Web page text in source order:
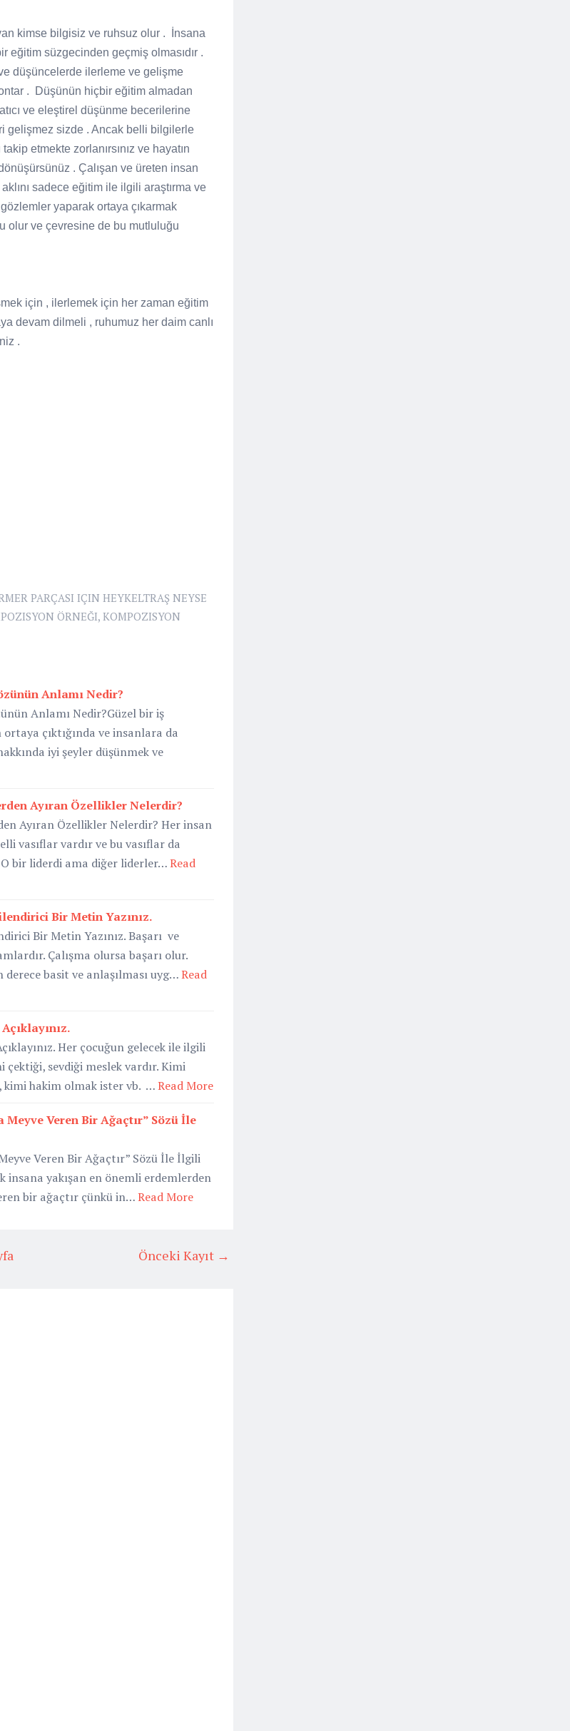
kimse bilgisiz ve ruhsuz olur . İnsana
eğitim süzgecinden geçmiş olmasıdır .
düşüncelerde ilerleme ve gelişme
. Düşünün hiçbir eğitim almadan
ve eleştirel düşünme becerilerine
gelişmez sizde . Ancak belli bilgilerle
etmekte zorlanırsınız ve hayatın
. Çalışan ve üreten insan
sadece eğitim ile ilgili araştırma ve
yaparak ortaya çıkarmak
olur ve çevresine de bu mutluluğu
için , ilerlemek için her zaman eğitim
devam dilmeli , ruhumuz her daim canlı
.
PARÇASI IÇIN HEYKELTRAŞ NEYSE
ÖRNEĞI, KOMPOZISYON
Anlamı Nedir?
Anlamı Nedir?Güzel bir iş
çıktığında ve insanlara da
iyi şeyler düşünmek ve
Ayıran Özellikler Nelerdir?
Ayıran Özellikler Nelerdir? Her insan
vasıflar vardır ve bu vasıflar da
O bir liderdi ama diğer liderler…Read
Bir Metin Yazınız.
Bir Metin Yazınız. Başarı ve
Çalışma olursa başarı olur.
derece basit ve anlaşılması uyg…Read
Her çocuğun gelecek ile ilgili
sevdiği meslek vardır. Kimi
hakim olmak ister vb. …Read More
Veren Bir Ağaçtır” Sözü İle
Veren Bir Ağaçtır” Sözü İle İlgili
yakışan en önemli erdemlerden
bir ağaçtır çünkü in…Read More
Önceki Kayıt →